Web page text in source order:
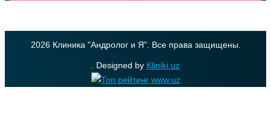
2026 Клиника "Андролог и Я". Все права защищены.
. Designed by Kliniki.uz